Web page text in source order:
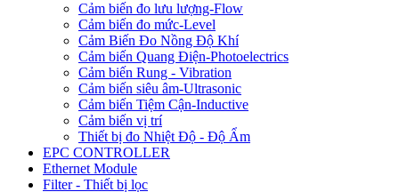
Cảm biến đo lưu lượng-Flow
Cảm biến đo mức-Level
Cảm Biến Đo Nồng Độ Khí
Cảm biến Quang Điện-Photoelectrics
Cảm biến Rung - Vibration
Cảm biến siêu âm-Ultrasonic
Cảm biến Tiệm Cận-Inductive
Cảm biến vị trí
Thiết bị đo Nhiệt Độ - Độ Ẩm
EPC CONTROLLER
Ethernet Module
Filter - Thiết bị lọc